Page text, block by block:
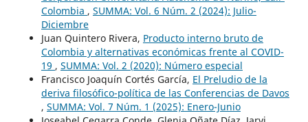
Colombia , SUMMA: Vol. 6 Núm. 2 (2024): Julio-
Diciembre
Juan Quintero Rivera, Producto interno bruto de
Colombia y alternativas económicas frente al COVID-
19 , SUMMA: Vol. 2 (2020): Número especial
Francisco Joaquín Cortés García, El Preludio de la
deriva filosófico-política de las Conferencias de Davos
, SUMMA: Vol. 7 Núm. 1 (2025): Enero-Junio